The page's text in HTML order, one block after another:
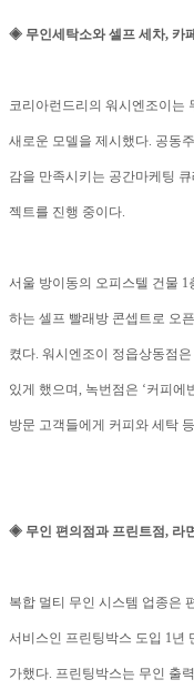
◈ 무인세탁소와 셀프 세차, 카
코리아런드리의 워시엔조이는
새로운 모델을 제시했다. 공동
감을 만족시키는 공간마케팅
젝트를 진행 중이다.
서울 방이동의 오피스텔 건물
하는 셀프 빨래방 콘셉트로 오
켰다. 워시엔조이 정읍상동점
있게 했으며, 녹번점은 ‘커피에
방문 고객들에게 커피와 세탁
◈ 무인 편의점과 프린트점, 라
복합 멀티 무인 시스템 업종은
서비스인 프린팅박스 도입 1년
가했다. 프린팅박스는 무인 출